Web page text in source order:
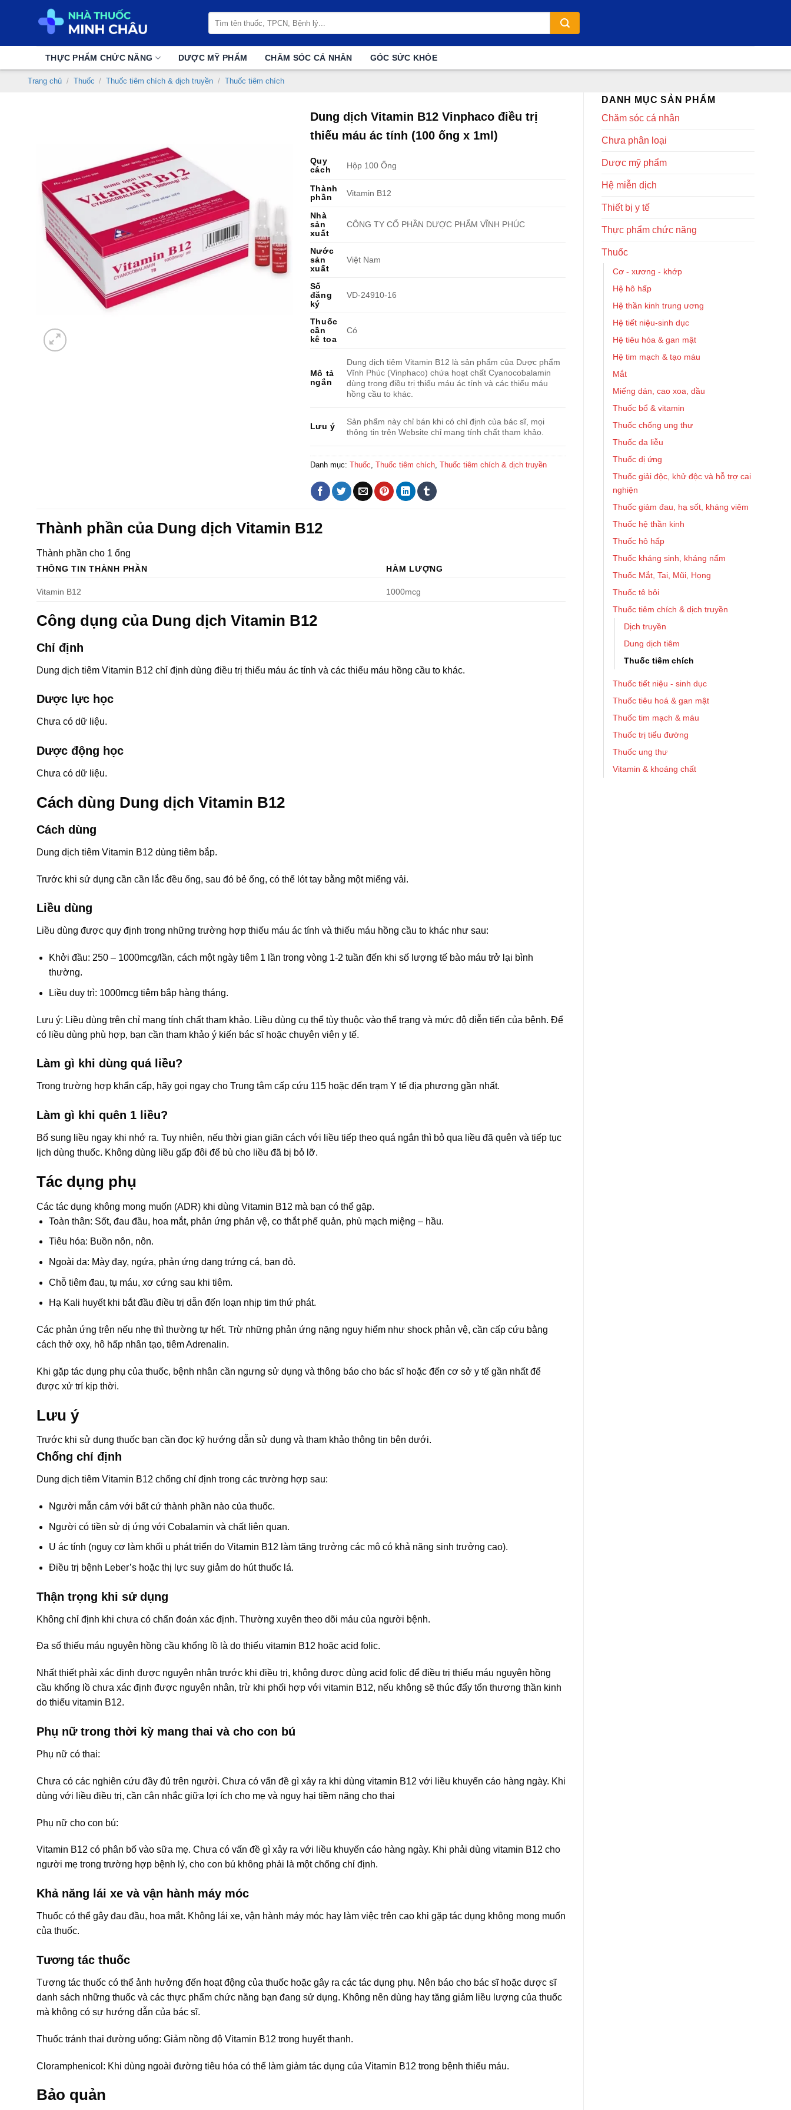
kiếm:
THỰC PHẨM CHỨC NĂNG DƯỢC MỸ PHẨM CHĂM SÓC CÁ NHÂN GÓC SỨC KHỎE
Trang chủ / Thuốc / Thuốc tiêm chích & dịch truyền / Thuốc tiêm chích
DANH MỤC SẢN PHẨM
Chăm sóc cá nhân
Chưa phân loại
Dược mỹ phẩm
Hệ miễn dịch
Thiết bị y tế
Thực phẩm chức năng
Thuốc
Cơ - xương - khớp
Hệ hô hấp
Hệ thần kinh trung ương
Hệ tiết niệu-sinh dục
Hệ tiêu hóa & gan mật
Hệ tim mạch & tạo máu
Mắt
Miếng dán, cao xoa, dầu
Thuốc bổ & vitamin
Thuốc chống ung thư
Thuốc da liễu
Thuốc dị ứng
Thuốc giải độc, khử độc và hỗ trợ cai
nghiện
Thuốc giảm đau, hạ sốt, kháng viêm
Thuốc hệ thần kinh
Thuốc hô hấp
Thuốc kháng sinh, kháng nấm
Thuốc Mắt, Tai, Mũi, Họng
Thuốc tê bôi
Thuốc tiêm chích & dịch truyền
Dịch truyền
Dung dịch tiêm
Thuốc tiêm chích
Thuốc tiết niệu - sinh dục
Thuốc tiêu hoá & gan mật
Thuốc tim mạch & máu
Thuốc trị tiểu đường
Thuốc ung thư
Vitamin & khoáng chất
Dung dịch Vitamin B12 Vinphaco điều trị
thiếu máu ác tính (100 ống x 1ml)
Quy
cách
Hộp 100 Ống
Thành
phần
Vitamin B12
Nhà
sản
xuất
CÔNG TY CỔ PHẦN DƯỢC PHẨM VĨNH PHÚC
Nước
sản
xuất
Việt Nam
Số
đăng
ký
VD-24910-16
Thuốc
cần
kê toa
Có
Mô tả
ngắn
Dung dịch tiêm Vitamin B12 là sản phẩm của Dược phẩm
Vĩnh Phúc (Vinphaco) chứa hoạt chất Cyanocobalamin
dùng trong điều trị thiếu máu ác tính và các thiếu máu
hồng cầu to khác.
Lưu ý
Sản phẩm này chỉ bán khi có chỉ định của bác sĩ, mọi
thông tin trên Website chỉ mang tính chất tham khảo.
Danh mục: Thuốc, Thuốc tiêm chích, Thuốc tiêm chích & dịch truyền
Thành phần của Dung dịch Vitamin B12
Thành phần cho 1 ống
THÔNG TIN THÀNH PHẦN HÀM LƯỢNG
Vitamin B12 1000mcg
Công dụng của Dung dịch Vitamin B12
Chỉ định
Dung dịch tiêm Vitamin B12 chỉ định dùng điều trị thiếu máu ác tính và các thiếu máu hồng cầu to khác.
Dược lực học
Chưa có dữ liệu.
Dược động học
Chưa có dữ liệu.
Cách dùng Dung dịch Vitamin B12
Cách dùng
Dung dịch tiêm Vitamin B12 dùng tiêm bắp.
Trước khi sử dụng cần cần lắc đều ống, sau đó bẻ ống, có thể lót tay bằng một miếng vải.
Liều dùng
Liều dùng được quy định trong những trường hợp thiếu máu ác tính và thiếu máu hồng cầu to khác như sau:
Khởi đầu: 250 – 1000mcg/lần, cách một ngày tiêm 1 lần trong vòng 1-2 tuần đến khi số lượng tế bào máu trở lại bình
thường.
Liều duy trì: 1000mcg tiêm bắp hàng tháng.
Lưu ý: Liều dùng trên chỉ mang tính chất tham khảo. Liều dùng cụ thể tùy thuộc vào thể trạng và mức độ diễn tiến của bệnh. Để
có liều dùng phù hợp, bạn cần tham khảo ý kiến bác sĩ hoặc chuyên viên y tế.
Làm gì khi dùng quá liều?
Trong trường hợp khẩn cấp, hãy gọi ngay cho Trung tâm cấp cứu 115 hoặc đến trạm Y tế địa phương gần nhất.
Làm gì khi quên 1 liều?
Bổ sung liều ngay khi nhớ ra. Tuy nhiên, nếu thời gian giãn cách với liều tiếp theo quá ngắn thì bỏ qua liều đã quên và tiếp tục
lịch dùng thuốc. Không dùng liều gấp đôi để bù cho liều đã bị bỏ lỡ.
Tác dụng phụ
Các tác dụng không mong muốn (ADR) khi dùng Vitamin B12 mà bạn có thể gặp.
Toàn thân: Sốt, đau đầu, hoa mắt, phản ứng phản vệ, co thắt phế quản, phù mạch miệng – hầu.
Tiêu hóa: Buồn nôn, nôn.
Ngoài da: Mày đay, ngứa, phản ứng dạng trứng cá, ban đỏ.
Chỗ tiêm đau, tụ máu, xơ cứng sau khi tiêm.
Hạ Kali huyết khi bắt đầu điều trị dẫn đến loạn nhịp tim thứ phát.
Các phản ứng trên nếu nhẹ thì thường tự hết. Trừ những phản ứng nặng nguy hiểm như shock phản vệ, cần cấp cứu bằng
cách thở oxy, hô hấp nhân tạo, tiêm Adrenalin.
Khi gặp tác dụng phụ của thuốc, bệnh nhân cần ngưng sử dụng và thông báo cho bác sĩ hoặc đến cơ sở y tế gần nhất để
được xử trí kịp thời.
Lưu ý
Trước khi sử dụng thuốc bạn cần đọc kỹ hướng dẫn sử dụng và tham khảo thông tin bên dưới.
Chống chỉ định
Dung dịch tiêm Vitamin B12 chống chỉ định trong các trường hợp sau:
Người mẫn cảm với bất cứ thành phần nào của thuốc.
Người có tiền sử dị ứng với Cobalamin và chất liên quan.
U ác tính (nguy cơ làm khối u phát triển do Vitamin B12 làm tăng trưởng các mô có khả năng sinh trưởng cao).
Điều trị bệnh Leber’s hoặc thị lực suy giảm do hút thuốc lá.
Thận trọng khi sử dụng
Không chỉ định khi chưa có chẩn đoán xác định. Thường xuyên theo dõi máu của người bệnh.
Đa số thiếu máu nguyên hồng cầu khổng lồ là do thiếu vitamin B12 hoặc acid folic.
Nhất thiết phải xác định được nguyên nhân trước khi điều trị, không được dùng acid folic để điều trị thiếu máu nguyên hồng
cầu khổng lồ chưa xác định được nguyên nhân, trừ khi phối hợp với vitamin B12, nếu không sẽ thúc đẩy tổn thương thần kinh
do thiếu vitamin B12.
Phụ nữ trong thời kỳ mang thai và cho con bú
Phụ nữ có thai:
Chưa có các nghiên cứu đầy đủ trên người. Chưa có vấn đề gì xảy ra khi dùng vitamin B12 với liều khuyến cáo hàng ngày. Khi
dùng với liều điều trị, cần cân nhắc giữa lợi ích cho mẹ và nguy hại tiềm năng cho thai
Phụ nữ cho con bú:
Vitamin B12 có phân bố vào sữa mẹ. Chưa có vấn đề gì xảy ra với liều khuyến cáo hàng ngày. Khi phải dùng vitamin B12 cho
người mẹ trong trường hợp bệnh lý, cho con bú không phải là một chống chỉ định.
Khả năng lái xe và vận hành máy móc
Thuốc có thể gây đau đầu, hoa mắt. Không lái xe, vận hành máy móc hay làm việc trên cao khi gặp tác dụng không mong muốn
của thuốc.
Tương tác thuốc
Tương tác thuốc có thể ảnh hưởng đến hoạt động của thuốc hoặc gây ra các tác dụng phụ. Nên báo cho bác sĩ hoặc dược sĩ
danh sách những thuốc và các thực phẩm chức năng bạn đang sử dụng. Không nên dùng hay tăng giảm liều lượng của thuốc
mà không có sự hướng dẫn của bác sĩ.
Thuốc tránh thai đường uống: Giảm nồng độ Vitamin B12 trong huyết thanh.
Cloramphenicol: Khi dùng ngoài đường tiêu hóa có thể làm giảm tác dụng của Vitamin B12 trong bệnh thiếu máu.
Bảo quản